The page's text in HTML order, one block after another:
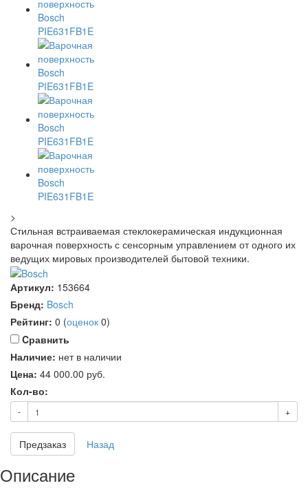
>
Стильная встраиваемая стеклокерамическая индукционная
варочная поверхность с сенсорным управлением от одного их
ведущих мировых производителей бытовой техники.
Артикул: 153664
Бренд: Bosсh
Рейтинг: 0 (оценок 0)
Cравнить
Наличие: нет в наличии
Цена: 44 000.00 руб.
Кол-во:
- +
Предзаказ Назад
Описание